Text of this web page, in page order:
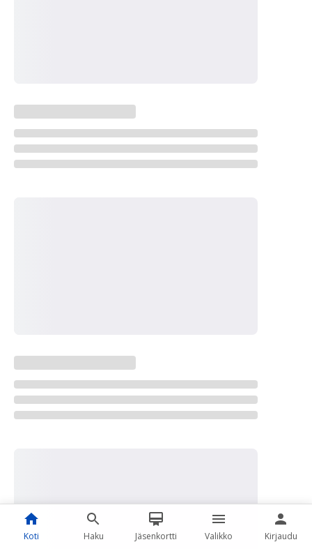
Koti Haku Jäsenkortti Valikko Kirjaudu